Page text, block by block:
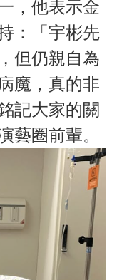
，他表示金
：「宇彬先
但仍親自為
魔，真的非
記大家的關
藝圈前輩。